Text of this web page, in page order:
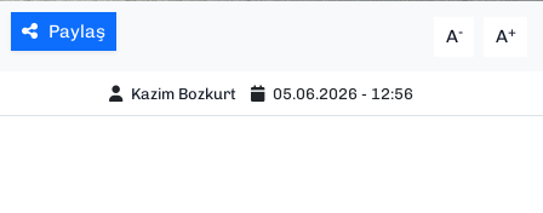
Paylaş A- A+
Kazim Bozkurt 05.06.2026 - 12:56